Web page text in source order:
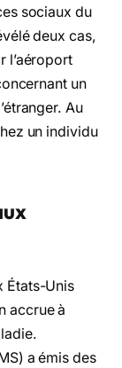
sociaux du
deux cas,
l’aéroport
un
Au
un individu
États-Unis
accrue à
a émis des